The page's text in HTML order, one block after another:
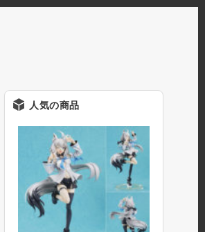
人気の商品